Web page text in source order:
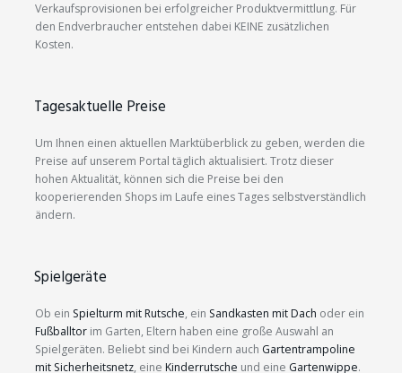
Verkaufsprovisionen bei erfolgreicher Produktvermittlung. Für
den Endverbraucher entstehen dabei KEINE zusätzlichen
Kosten.
Tagesaktuelle Preise
Um Ihnen einen aktuellen Marktüberblick zu geben, werden die
Preise auf unserem Portal täglich aktualisiert. Trotz dieser
hohen Aktualität, können sich die Preise bei den
kooperierenden Shops im Laufe eines Tages selbstverständlich
ändern.
Spielgeräte
Ob ein Spielturm mit Rutsche, ein Sandkasten mit Dach oder ein
Fußballtor im Garten, Eltern haben eine große Auswahl an
Spielgeräten. Beliebt sind bei Kindern auch Gartentrampoline
mit Sicherheitsnetz, eine Kinderrutsche und eine Gartenwippe.